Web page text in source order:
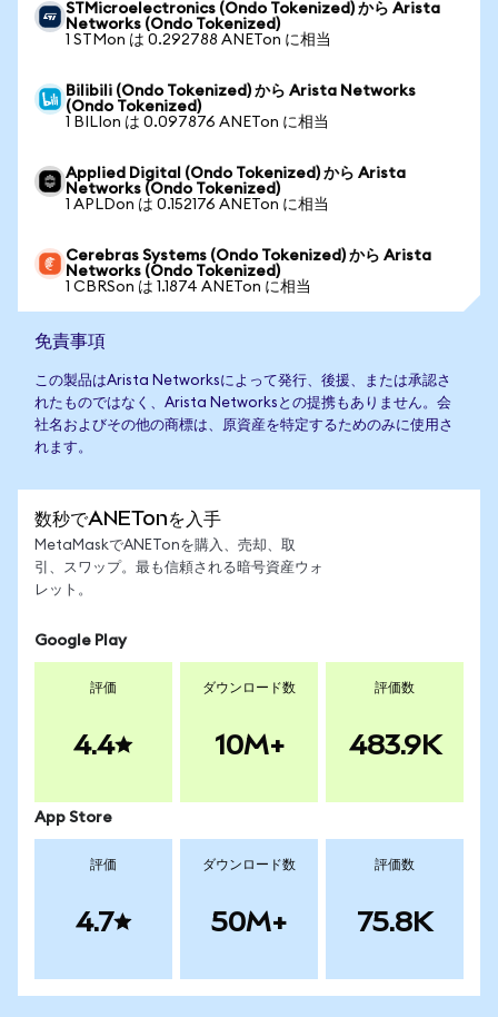
STMicroelectronics (Ondo Tokenized) から Arista
Networks (Ondo Tokenized)
1 STMon は 0.292788 ANETon に相当
Bilibili (Ondo Tokenized) から Arista Networks
(Ondo Tokenized)
1 BILIon は 0.097876 ANETon に相当
Applied Digital (Ondo Tokenized) から Arista
Networks (Ondo Tokenized)
1 APLDon は 0.152176 ANETon に相当
Cerebras Systems (Ondo Tokenized) から Arista
Networks (Ondo Tokenized)
1 CBRSon は 1.1874 ANETon に相当
免責事項
この製品はArista Networksによって発行、後援、または承認さ
れたものではなく、Arista Networksとの提携もありません。会
社名およびその他の商標は、原資産を特定するためのみに使用さ
れます。
数秒でANETonを入手
MetaMaskでANETonを購入、売却、取
引、スワップ。最も信頼される暗号資産ウォ
レット。
Google Play
評価
4.4
ダウンロード数
10M+
評価数
483.9K
App Store
評価
4.7
ダウンロード数
50M+
評価数
75.8K